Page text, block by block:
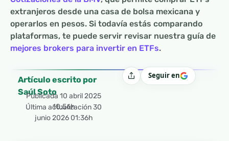
extranjeros desde una casa de bolsa mexicana y
operarlos en pesos. Si todavía estás comparando
plataformas, te puede servir revisar nuestra guía de
mejores brokers para invertir en ETFs.
Artículo escrito por
Saúl Soto
Publicada 10 abril 2025
10:56h
Última actualización 30
junio 2026 01:36h
CompartirSeguir en